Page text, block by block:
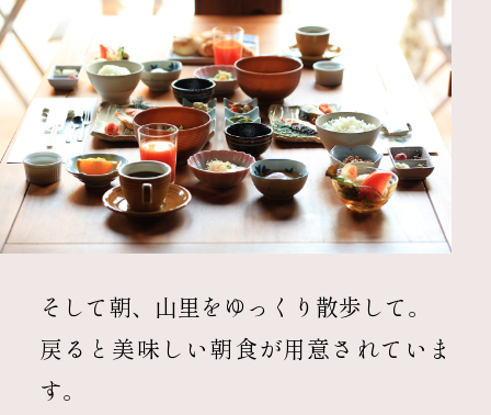
そして朝、山里をゆっくり散歩して。
戻ると美味しい朝食が用意されていま
す。